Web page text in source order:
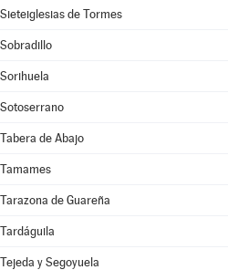
Sieteiglesias de Tormes
Sobradillo
Sorihuela
Sotoserrano
Tabera de Abajo
Tamames
Tarazona de Guareña
Tardáguila
Tejeda y Segoyuela